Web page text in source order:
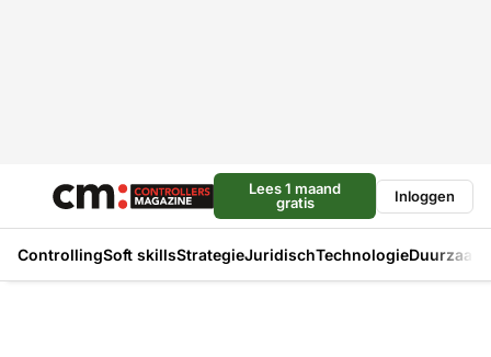
Lees 1 maand
gratis
Inloggen
ControllingSoft skillsStrategieJuridischTechnologie